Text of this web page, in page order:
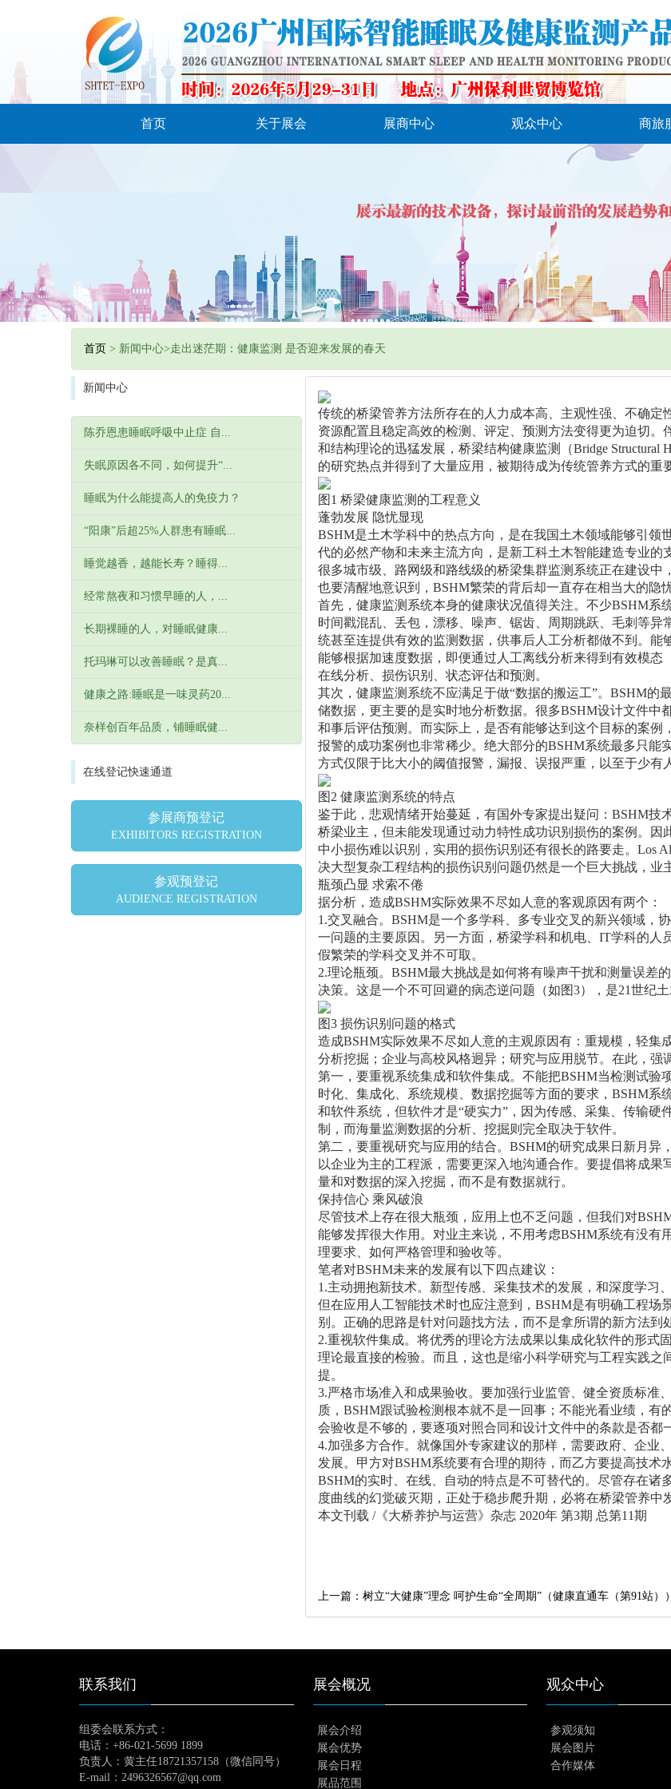
首页 关于展会 展商中心 观众中心 商旅
首页 > 新闻中心>走出迷茫期：健康监测 是否迎来发展的春天
新闻中心
陈乔恩患睡眠呼吸中止症 自...
失眠原因各不同，如何提升“...
睡眠为什么能提高人的免疫力？
“阳康”后超25%人群患有睡眠...
睡觉越香，越能长寿？睡得...
经常熬夜和习惯早睡的人，...
长期裸睡的人，对睡眠健康...
托玛琳可以改善睡眠？是真...
健康之路:睡眠是一味灵药20...
奈样创百年品质，铺睡眠健...
在线登记快速通道
参展商预登记
EXHIBITORS REGISTRATION
参观预登记
AUDIENCE REGISTRATION
传统的桥梁管养方法所存在的人力成本高、主观性强、不确
资源配置且稳定高效的检测、评定、预测方法变得更为迫切
和结构理论的迅猛发展，桥梁结构健康监测（Bridge Structural
的研究热点并得到了大量应用，被期待成为传统管养方式的重
图1 桥梁健康监测的工程意义
蓬勃发展 隐忧显现
BSHM是土木学科中的热点方向，是在我国土木领域能够引
代的必然产物和未来主流方向，是新工科土木智能建造专业
很多城市级、路网级和路线级的桥梁集群监测系统正在建设
也要清醒地意识到，BSHM繁荣的背后却一直存在相当大的隐
首先，健康监测系统本身的健康状况值得关注。不少BSHM系
时间戳混乱、丢包，漂移、噪声、锯齿、周期跳跃、毛刺等
统甚至连提供有效的监测数据，供事后人工分析都做不到。
能够根据加速度数据，即便通过人工离线分析来得到有效模
在线分析、损伤识别、状态评估和预测。
其次，健康监测系统不应满足于做“数据的搬运工”。BSHM的
储数据，更主要的是实时地分析数据。很多BSHM设计文件中
和事后评估预测。而实际上，是否有能够达到这个目标的案
报警的成功案例也非常稀少。绝大部分的BSHM系统最多只能
方式仅限于比大小的阈值报警，漏报、误报严重，以至于少有
图2 健康监测系统的特点
鉴于此，悲观情绪开始蔓延，有国外专家提出疑问：BSHM技
桥梁业主，但未能发现通过动力特性成功识别损伤的案例。
中小损伤难以识别，实用的损伤识别还有很长的路要走。Los
决大型复杂工程结构的损伤识别问题仍然是一个巨大挑战，业
瓶颈凸显 求索不倦
据分析，造成BSHM实际效果不尽如人意的客观原因有两个：
1.交叉融合。BSHM是一个多学科、多专业交叉的新兴领域，
一问题的主要原因。另一方面，桥梁学科和机电、IT学科的
假繁荣的学科交叉并不可取。
2.理论瓶颈。BSHM最大挑战是如何将有噪声干扰和测量误差
决策。这是一个不可回避的病态逆问题（如图3），是21世纪土
图3 损伤识别问题的格式
造成BSHM实际效果不尽如人意的主观原因有：重规模，轻集
分析挖掘；企业与高校风格迥异；研究与应用脱节。在此，强
第一，要重视系统集成和软件集成。不能把BSHM当检测试
时化、集成化、系统规模、数据挖掘等方面的要求，BSHM
和软件系统，但软件才是“硬实力”，因为传感、采集、传输
制，而海量监测数据的分析、挖掘则完全取决于软件。
第二，要重视研究与应用的结合。BSHM的研究成果日新月异
以企业为主的工程派，需要更深入地沟通合作。要提倡将成
量和对数据的深入挖掘，而不是有数据就行。
保持信心 乘风破浪
尽管技术上存在很大瓶颈，应用上也不乏问题，但我们对
能够发挥很大作用。对业主来说，不用考虑BSHM系统有没有
理要求、如何严格管理和验收等。
笔者对BSHM未来的发展有以下四点建议：
1.主动拥抱新技术。新型传感、采集技术的发展，和深度学习
但在应用人工智能技术时也应注意到，BSHM是有明确工程场
别。正确的思路是针对问题找方法，而不是拿所谓的新方法到
2.重视软件集成。将优秀的理论方法成果以集成化软件的形式
理论最直接的检验。而且，这也是缩小科学研究与工程实践
提。
3.严格市场准入和成果验收。要加强行业监管、健全资质标准
质，BSHM跟试验检测根本就不是一回事；不能光看业绩，有
会验收是不够的，要逐项对照合同和设计文件中的条款是否都
4.加强多方合作。就像国外专家建议的那样，需要政府、企业
发展。甲方对BSHM系统要有合理的期待，而乙方要提高技术
BSHM的实时、在线、自动的特点是不可替代的。尽管存在诸
度曲线的幻觉破灭期，正处于稳步爬升期，必将在桥梁管养中
本文刊载 /《大桥养护与运营》杂志 2020年 第3期 总第11期
上一篇：​树立“大健康”理念 呵护生命“全周期”（健康直通车（第91站））
联系我们
组委会联系方式：
电话： +86-021-5699 1899
负责人：黄主任18721357158（微信同号）
E-mail ： 2496326567@qq.com
展会概况
展会介绍
展会优势
展会日程
展品范围
观众中心
参观须知
展会图片
合作媒体